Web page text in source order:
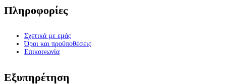
Πληροφορίες
Σχετικά με εμάς
Όροι και προϋποθέσεις
Επικοινωνία
Εξυπηρέτηση